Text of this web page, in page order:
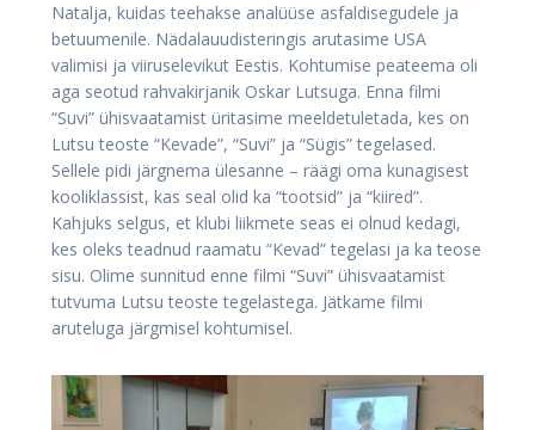
Natalja, kuidas teehakse analüüse asfaldisegudele ja
betuumenile. Nädalauudisteringis arutasime USA
valimisi ja viiruselevikut Eestis. Kohtumise peateema oli
aga seotud rahvakirjanik Oskar Lutsuga. Enna filmi
“Suvi” ühisvaatamist üritasime meeldetuletada, kes on
Lutsu teoste “Kevade”, “Suvi” ja “Sügis” tegelased.
Sellele pidi järgnema ülesanne – räägi oma kunagisest
kooliklassist, kas seal olid ka “tootsid” ja “kiired”.
Kahjuks selgus, et klubi liikmete seas ei olnud kedagi,
kes oleks teadnud raamatu “Kevad” tegelasi ja ka teose
sisu. Olime sunnitud enne filmi “Suvi” ühisvaatamist
tutvuma Lutsu teoste tegelastega. Jätkame filmi
aruteluga järgmisel kohtumisel.